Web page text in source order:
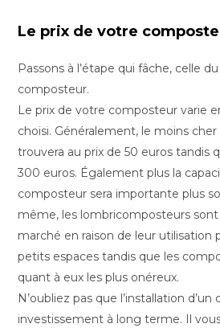
Le prix de votre
Passons à l’étape qui fâche, celle
composteur.
Le prix de votre composteur varie
choisi. Généralement, le moins
trouvera au prix de 50 euros tandis
300 euros. Également plus la
composteur sera importante plus
même, les lombricomposteurs
marché en raison de leur utilisation
petits espaces tandis que les
quant à eux les plus onéreux.
N’oubliez pas que l’installation
investissement à long terme. Il